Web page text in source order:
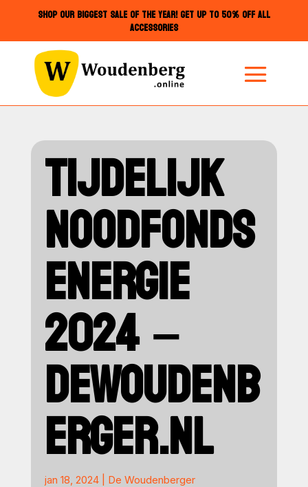
SHOP OUR BIGGEST SALE OF THE YEAR! GET UP TO 50% OFF ALL
ACCESSORIES
TIJDELIJK
NOODFONDS
ENERGIE
2024 –
DEWOUDENB
ERGER.NL
jan 18, 2024| De Woudenberger